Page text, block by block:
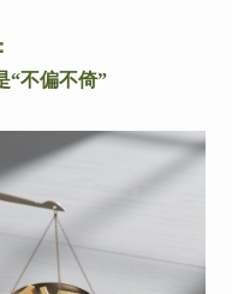
“不偏不倚”